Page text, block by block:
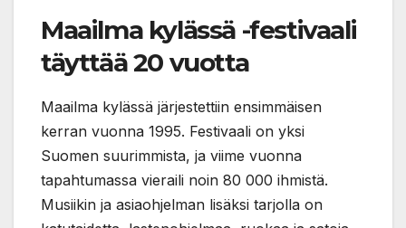
Maailma kylässä -festivaali
täyttää 20 vuotta
Maailma kylässä järjestettiin ensimmäisen
kerran vuonna 1995. Festivaali on yksi
Suomen suurimmista, ja viime vuonna
tapahtumassa vieraili noin 80 000 ihmistä.
Musiikin ja asiaohjelman lisäksi tarjolla on